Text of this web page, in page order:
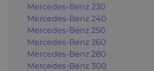
Mercedes-Benz 230
Mercedes-Benz 240
Mercedes-Benz 250
Mercedes-Benz 260
Mercedes-Benz 280
Mercedes-Benz 300